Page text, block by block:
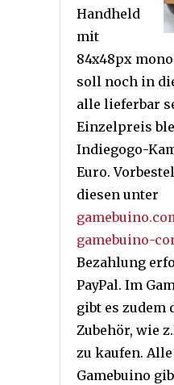
Handheld
mit
84x48px
soll noch in
alle lieferbar
Einzelpreis
Indiegogo-
Euro.
diesen unter
gamebuino-
Bezahlung
PayPal. Im
gibt es zudem
Zubehör, wie
zu kaufen.
Gamebuino